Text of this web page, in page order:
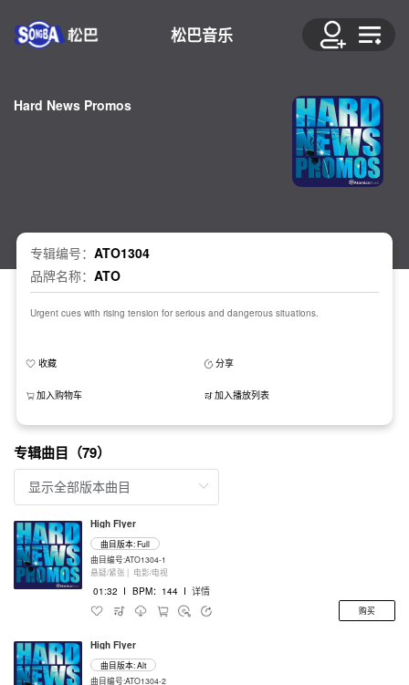
松巴音乐
Hard News Promos
专辑编号： ATO1304
品牌名称： ATO
Urgent cues with rising tension for serious and dangerous situations.
收藏 分享
加入购物车 加入播放列表
专辑曲目（79）
High Flyer
曲目版本: Full
曲目编号:ATO1304-1
悬疑/紧张 | 电影/电视
01:32 I BPM：144 I 详情
购买
High Flyer
曲目版本: Alt
曲目编号:ATO1304-2